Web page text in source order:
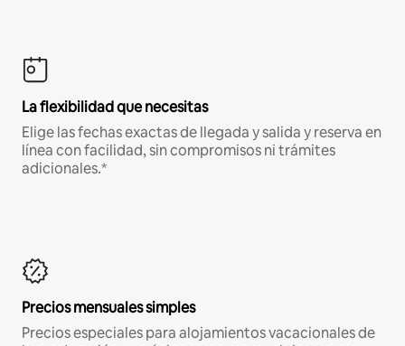
La flexibilidad que necesitas
Elige las fechas exactas de llegada y salida y reserva en
línea con facilidad, sin compromisos ni trámites
adicionales.*
Precios mensuales simples
Precios especiales para alojamientos vacacionales de